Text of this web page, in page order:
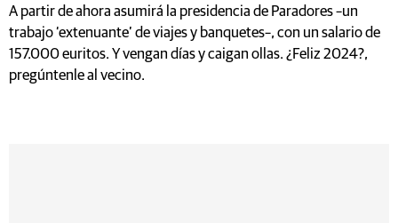
A partir de ahora asumirá la presidencia de Paradores –un
trabajo ‘extenuante’ de viajes y banquetes–, con un salario de
157.000 euritos. Y vengan días y caigan ollas. ¿Feliz 2024?,
pregúntenle al vecino.